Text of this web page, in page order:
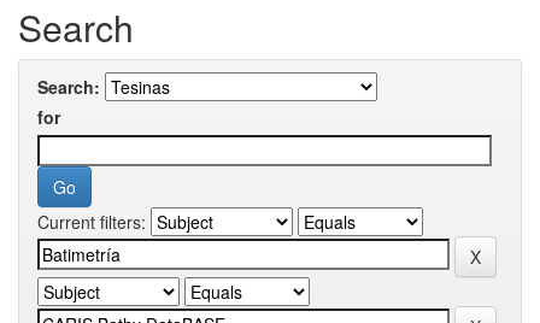
Search
Search:
for
Current filters: